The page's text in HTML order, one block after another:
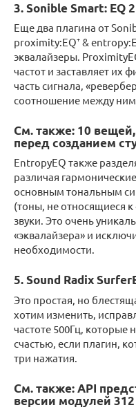
3. Sonible Smart: EQ 2
Еще два плагина от
proximity:EQ⁺ &
эквалайзеры.
частот и заставляет их
часть сигнала,
соотношение между
См. также: 10 вещей,
перед созданием
EntropyEQ также
различая
основным тональным
(тоны, не относящиеся
звуки. Это очень
«эквалайзера» и
необходимости.
5. Sound Radix
Это простая, но
хотим изменить,
частоте 500Гц, которые
счастью, если плагин,
три нажатия.
См. также: API
версии модулей